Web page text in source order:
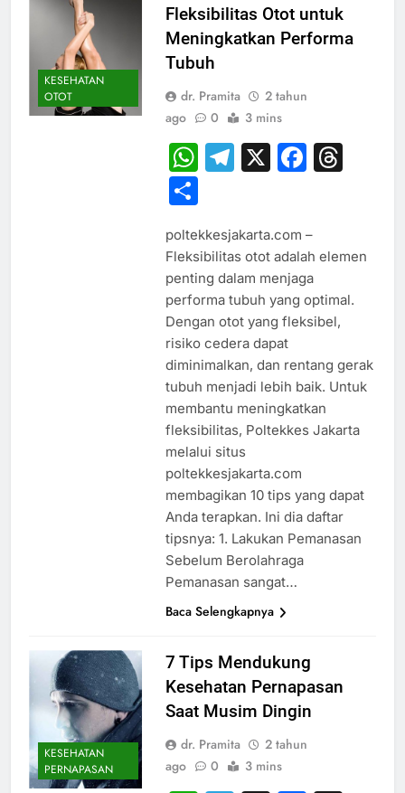
KESEHATAN
OTOT
Fleksibilitas Otot untuk
Meningkatkan Performa
Tubuh
dr. Pramita
2 tahun
ago
0 3 mins
WhatsApp
Telegram
X
Share
poltekkesjakarta.com –
Fleksibilitas otot adalah elemen
penting dalam menjaga
performa tubuh yang optimal.
Dengan otot yang fleksibel,
risiko cedera dapat
diminimalkan, dan rentang gerak
tubuh menjadi lebih baik. Untuk
membantu meningkatkan
fleksibilitas, Poltekkes Jakarta
melalui situs
poltekkesjakarta.com
membagikan 10 tips yang dapat
Anda terapkan. Ini dia daftar
tipsnya: 1. Lakukan Pemanasan
Sebelum Berolahraga
Pemanasan sangat…
Baca Selengkapnya
KESEHATAN
PERNAPASAN
7 Tips Mendukung
Kesehatan Pernapasan
Saat Musim Dingin
dr. Pramita
2 tahun
ago
0 3 mins